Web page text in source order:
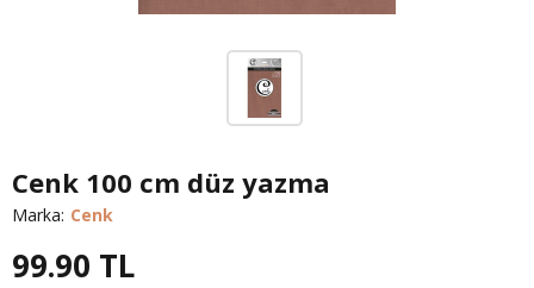
Cenk 100 cm düz yazma
Marka: Cenk
99.90 TL